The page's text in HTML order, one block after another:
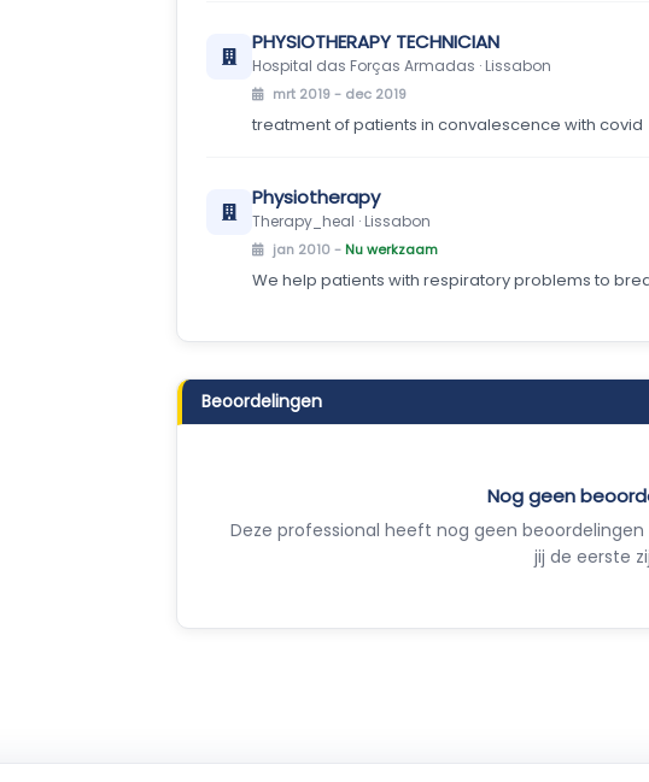
PHYSIOTHERAPY TECHNICIAN
Hospital das Forças Armadas · Lissabon
mrt 2019 - dec 2019
treatment of patients in convalescence with covid
Physiotherapy
Therapy_heal · Lissabon
jan 2010 - Nu werkzaam
We help patients with respiratory problems to
Beoordelingen
Nog geen
Deze professional heeft nog geen
jij de eerste